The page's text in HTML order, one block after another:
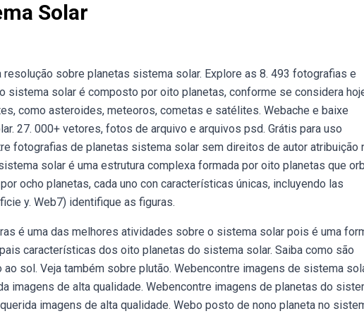
Solar
sobre planetas sistema solar. Explore as 8. 493 fotografias e
sistema solar é composto por oito planetas, conforme se considera
como asteroides, meteoros, cometas e satélites. Webache e baixe
27. 000+ vetores, fotos de arquivo e arquivos psd. Grátis para uso
fotografias de planetas sistema solar sem direitos de autor atribuição
solar é uma estrutura complexa formada por oito planetas que
ocho planetas, cada uno con características únicas, incluyendo las
y. Web7) identifique as figuras.
é uma das melhores atividades sobre o sistema solar pois é uma
características dos oito planetas do sistema solar. Saiba como são
sol. Veja também sobre plutão. Webencontre imagens de sistema
imagens de alta qualidade. Webencontre imagens de planetas do
imagens de alta qualidade. Webo posto de nono planeta no